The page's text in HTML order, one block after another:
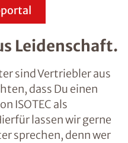
Leidenschaft.
sind Vertriebler aus
dass Du einen
ISOTEC als
lassen wir gerne
sprechen, denn wer